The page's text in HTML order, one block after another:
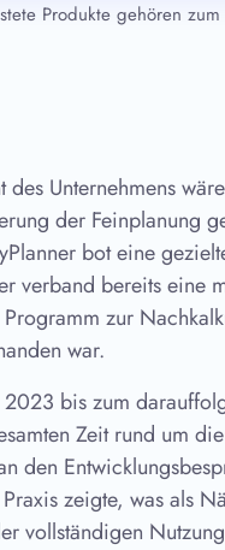
Produkte gehören zum
Unternehmens
der Feinplanung
bot eine
verband bereits eine
zur
war.
bis zum
Zeit rund um
den
zeigte, was als
vollständigen